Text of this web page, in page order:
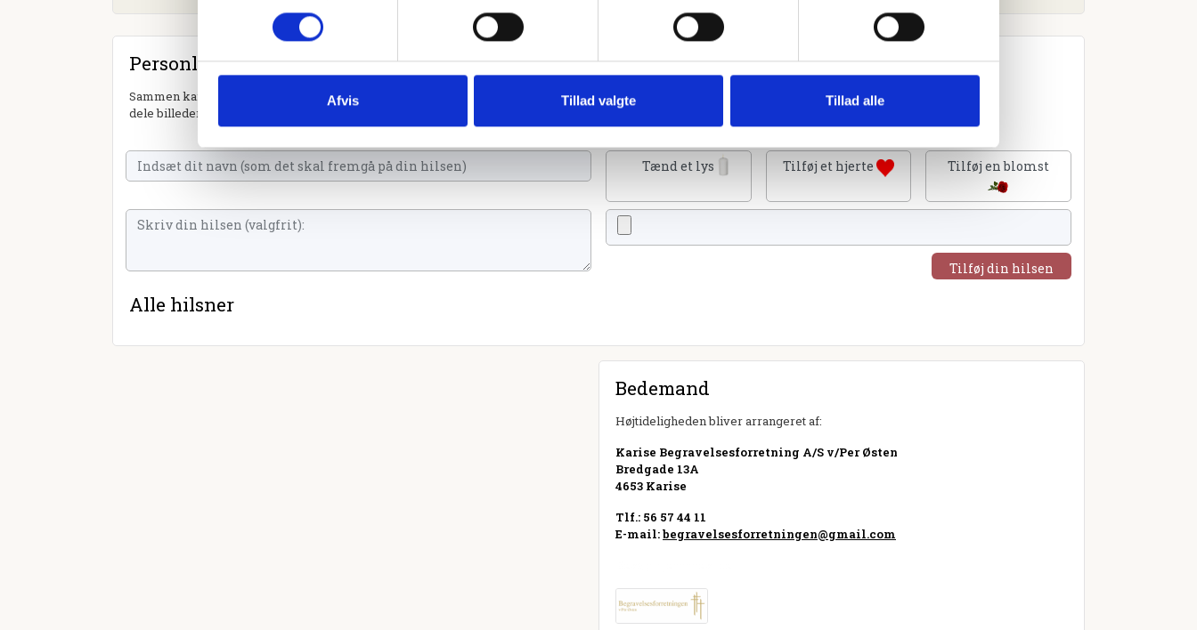
Afvis Tillad valgte Tillad alle
Personlig hilsen
Sammen kan vi mindes Inger Louise Hansen. Du kan tænde et lys, skrive et mindeord,
dele billeder og video eller blot sende et hjerte eller en rose
Tænd et lys Tilføj et hjerte Tilføj en blomst
Tilføj din hilsen
Alle hilsner
Bedemand
Højtideligheden bliver arrangeret af:
Karise Begravelsesforretning A/S v/Per Østen
Bredgade 13A
4653 Karise
Tlf.: 56 57 44 11
E-mail:begravelsesforretningen@gmail.com